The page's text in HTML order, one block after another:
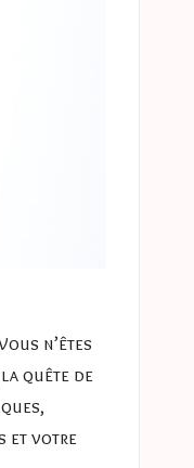
n’êtes
quête de
et votre